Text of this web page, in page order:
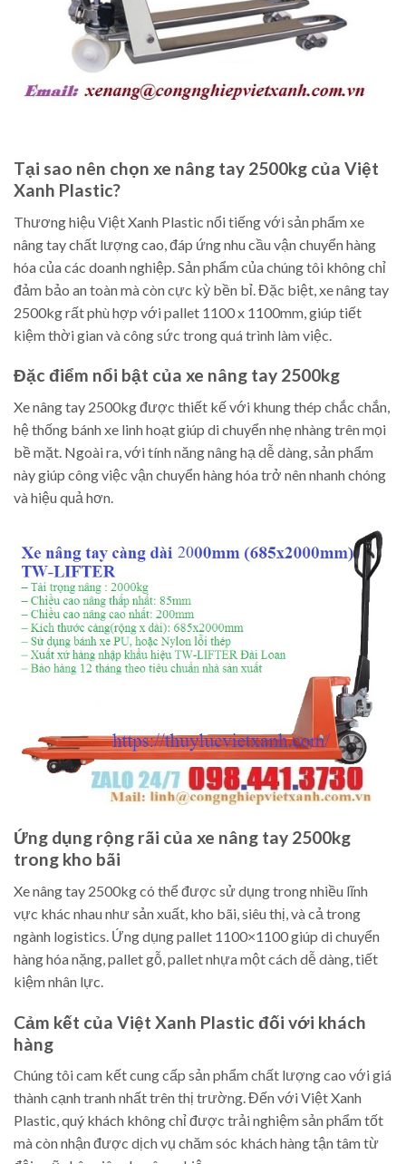
Tại sao nên chọn xe nâng tay 2500kg của Việt
Xanh Plastic?
Thương hiệu Việt Xanh Plastic nổi tiếng với sản phẩm xe
nâng tay chất lượng cao, đáp ứng nhu cầu vận chuyển hàng
hóa của các doanh nghiệp. Sản phẩm của chúng tôi không chỉ
đảm bảo an toàn mà còn cực kỳ bền bỉ. Đặc biệt, xe nâng tay
2500kg rất phù hợp với pallet 1100 x 1100mm, giúp tiết
kiệm thời gian và công sức trong quá trình làm việc.
Đặc điểm nổi bật của xe nâng tay 2500kg
Xe nâng tay 2500kg được thiết kế với khung thép chắc chắn,
hệ thống bánh xe linh hoạt giúp di chuyển nhẹ nhàng trên mọi
bề mặt. Ngoài ra, với tính năng nâng hạ dễ dàng, sản phẩm
này giúp công việc vận chuyển hàng hóa trở nên nhanh chóng
và hiệu quả hơn.
Ứng dụng rộng rãi của xe nâng tay 2500kg
trong kho bãi
Xe nâng tay 2500kg có thể được sử dụng trong nhiều lĩnh
vực khác nhau như sản xuất, kho bãi, siêu thị, và cả trong
ngành logistics. Ứng dụng pallet 1100×1100 giúp di chuyển
hàng hóa nặng, pallet gỗ, pallet nhựa một cách dễ dàng, tiết
kiệm nhân lực.
Cảm kết của Việt Xanh Plastic đối với khách
hàng
Chúng tôi cam kết cung cấp sản phẩm chất lượng cao với giá
thành cạnh tranh nhất trên thị trường. Đến với Việt Xanh
Plastic, quý khách không chỉ được trải nghiệm sản phẩm tốt
mà còn nhận được dịch vụ chăm sóc khách hàng tận tâm từ